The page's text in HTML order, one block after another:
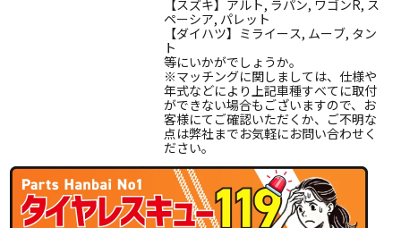
【スズキ】アルト, ラパン, ワゴンR, ス
ペーシア, パレット
【ダイハツ】ミライース, ムーブ, タン
ト
等にいかがでしょうか。
※マッチングに関しましては、仕様や
年式などにより上記車種すべてに取付
ができない場合もございますので、お
客様にてご確認いただくか、ご不明な
点は弊社までお気軽にお問い合わせく
ださい。